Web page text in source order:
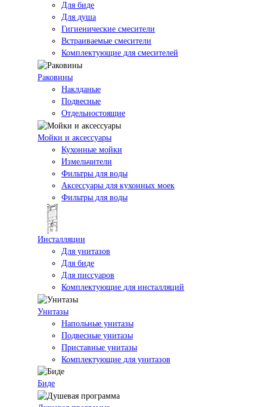
Для биде
Для душа
Гигиенические смесители
Встраиваемые смесители
Комплектующие для смесителей
Раковины
Наклданые
Подвесные
Отдельностоящие
Мойки и аксессуары
Кухонные мойки
Измельчители
Фильтры для воды
Аксессуары для кухонных моек
Фильтры для воды
Инсталляции
Для унитазов
Для биде
Для писсуаров
Комплектующие для инсталляций
Унитазы
Напольные унитазы
Подвесные унитазы
Приставные унитазы
Комплектующие для унитазов
Биде